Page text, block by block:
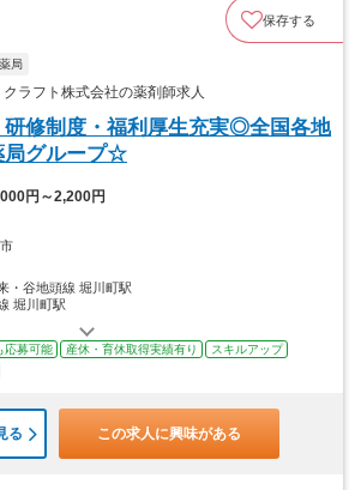
保存する
局
ラフト株式会社の薬剤師求人
研修制度・福利厚生充実◎全国各地
局グループ☆
円～2,200円
・谷地頭線 堀川町駅
堀川町駅
応募可能 産休・育休取得実績有り
スキルアップ
る この求人に興味がある